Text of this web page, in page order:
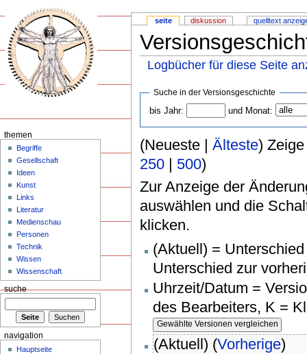
Logbücher für diese Seite
Suche in der Versionsgeschichte
bis Jahr:
und Monat:
(Neueste |Älteste)
250
500)
Zur Anzeige der
auswählen und die
klicken.
(Aktuell) =
Unterschied zur
Uhrzeit/Datum =
des Bearbeiters, K =
(Aktuell) (Vorherige)
seite diskussion quelltext
themen
Begriffe
Gesellschaft
Ideen
Kunst
Links
Literatur
Medienschau
Personen
Technik
Wissen
Wissenschaft
suche
navigation
Hauptseite